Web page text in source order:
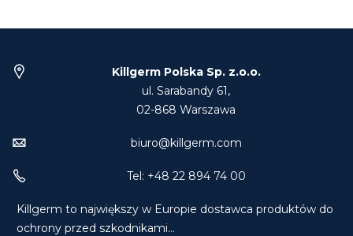
Killgerm Polska Sp. z.o.o.
ul. Sarabandy 61,
02-868 Warszawa
biuro@killgerm.com
Tel: +48 22 894 74 00
Killgerm to największy w Europie dostawca produktów do
ochrony przed szkodnikami...